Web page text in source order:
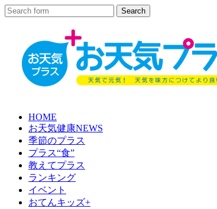
HOME
お天気健康NEWS
季節のプラス
プラス“食”
教えてプラス
ランキング
イベント
おてんキッズ+